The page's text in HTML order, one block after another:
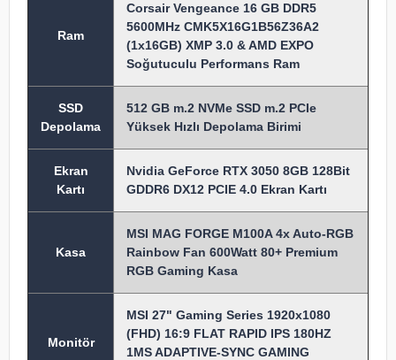
Ram
Corsair Vengeance 16 GB DDR5
5600MHz CMK5X16G1B56Z36A2
(1x16GB) XMP 3.0 & AMD EXPO
Soğutuculu Performans Ram
SSD
Depolama
512 GB m.2 NVMe SSD m.2 PCIe
Yüksek Hızlı Depolama Birimi
Ekran
Kartı
Nvidia GeForce RTX 3050 8GB 128Bit
GDDR6 DX12 PCIE 4.0 Ekran Kartı
Kasa
MSI MAG FORGE M100A 4x Auto-RGB
Rainbow Fan 600Watt 80+ Premium
RGB Gaming Kasa
Monitör
MSI 27" Gaming Series 1920x1080
(FHD) 16:9 FLAT RAPID IPS 180HZ
1MS ADAPTIVE-SYNC GAMING